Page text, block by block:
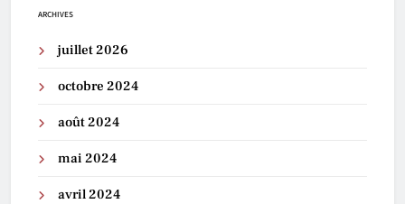
ARCHIVES
juillet 2026
octobre 2024
août 2024
mai 2024
avril 2024